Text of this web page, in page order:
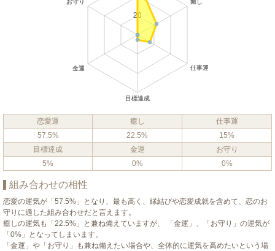
恋愛運 癒し
仕事運
57.5%
22.5%
15%
目標達成
金運
お守り
5%
0% 0%
組み合わせの相性
恋愛の運気が「57.5%」となり、最も高く、縁結びや恋愛成就を含めて、恋のお
守りに適した組み合わせだと言えます。
癒しの運気も「22.5%」と兼ね備えていますが、 「金運」、「お守り」の運気が
「0%」となってしまいます。
「金運」や「お守り」も兼ね備えたい場合や、全体的に運気を高めたいという場